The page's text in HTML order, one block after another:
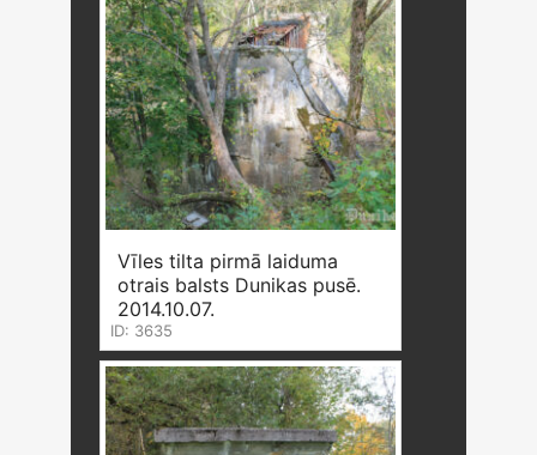
Vīles tilta pirmā laiduma
otrais balsts Dunikas pusē.
2014.10.07.
ID: 3635